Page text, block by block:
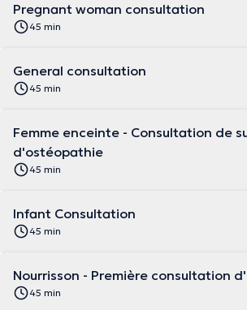
Pregnant woman consultation
45 min
General consultation
45 min
Femme enceinte - Consultation de
d'ostéopathie
45 min
Infant Consultation
45 min
Nourrisson - Première consultation
45 min